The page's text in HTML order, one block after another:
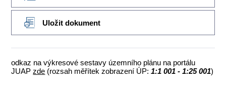
Uložit dokument
odkaz na výkresové sestavy územního plánu na portálu
JUAPzde (rozsah měřítek zobrazení ÚP:1:1 001 - 1:25 001)